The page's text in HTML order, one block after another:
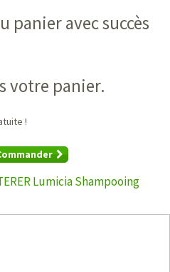
panier avec succès
votre panier.
!
Lumicia Shampooing